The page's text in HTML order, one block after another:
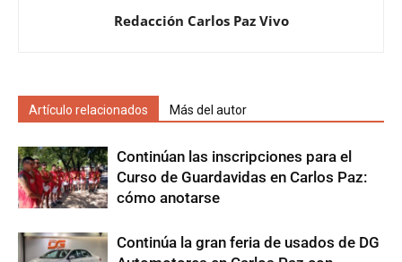
Redacción Carlos Paz Vivo
Artículo relacionados Más del autor
Continúan las inscripciones para el
Curso de Guardavidas en Carlos Paz:
cómo anotarse
Continúa la gran feria de usados de DG